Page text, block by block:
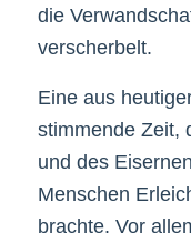
die
verscherbelt.
Eine aus
stimmende Zeit,
und des
Menschen
brachte. Vor